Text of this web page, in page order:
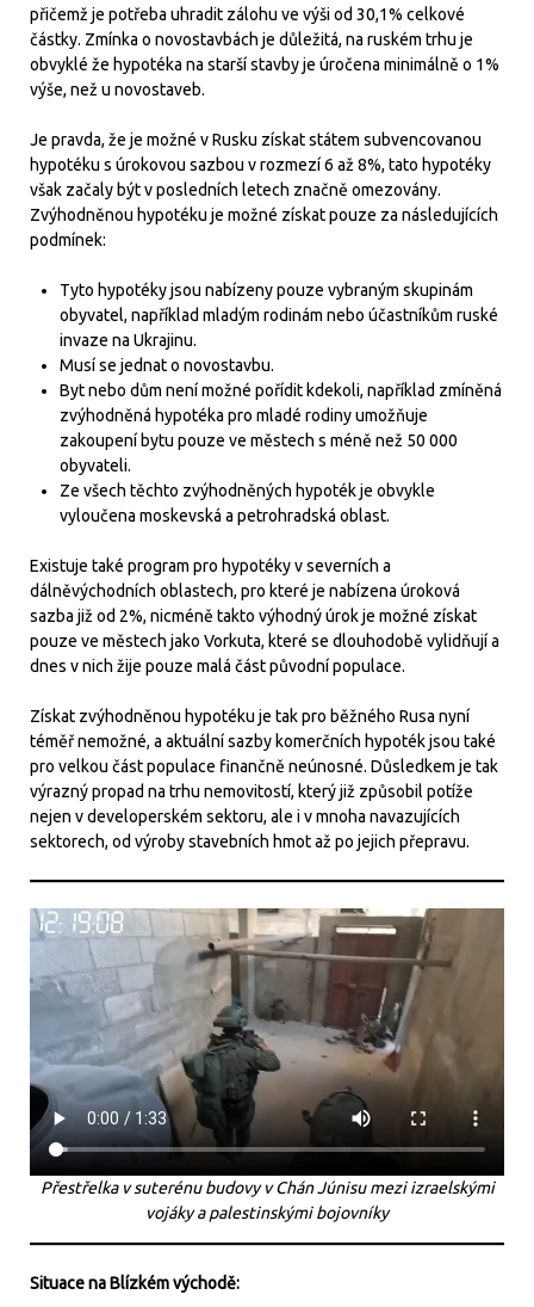
přičemž je potřeba uhradit zálohu ve výši od 30,1% celkové
částky. Zmínka o novostavbách je důležitá, na ruském trhu je
obvyklé že hypotéka na starší stavby je úročena minimálně o 1%
výše, než u novostaveb.
Je pravda, že je možné v Rusku získat státem subvencovanou
hypotéku s úrokovou sazbou v rozmezí 6 až 8%, tato hypotéky
však začaly být v posledních letech značně omezovány.
Zvýhodněnou hypotéku je možné získat pouze za následujících
podmínek:
Tyto hypotéky jsou nabízeny pouze vybraným skupinám
obyvatel, například mladým rodinám nebo účastníkům ruské
invaze na Ukrajinu.
Musí se jednat o novostavbu.
Byt nebo dům není možné pořídit kdekoli, například zmíněná
zvýhodněná hypotéka pro mladé rodiny umožňuje
zakoupení bytu pouze ve městech s méně než 50 000
obyvateli.
Ze všech těchto zvýhodněných hypoték je obvykle
vyloučena moskevská a petrohradská oblast.
Existuje také program pro hypotéky v severních a
dálněvýchodních oblastech, pro které je nabízena úroková
sazba již od 2%, nicméně takto výhodný úrok je možné získat
pouze ve městech jako Vorkuta, které se dlouhodobě vylidňují a
dnes v nich žije pouze malá část původní populace.
Získat zvýhodněnou hypotéku je tak pro běžného Rusa nyní
téměř nemožné, a aktuální sazby komerčních hypoték jsou také
pro velkou část populace finančně neúnosné. Důsledkem je tak
výrazný propad na trhu nemovitostí, který již způsobil potíže
nejen v developerském sektoru, ale i v mnoha navazujících
sektorech, od výroby stavebních hmot až po jejich přepravu.
Přestřelka v suterénu budovy v Chán Júnisu mezi izraelskými
vojáky a palestinskými bojovníky
Situace na Blízkém východě: